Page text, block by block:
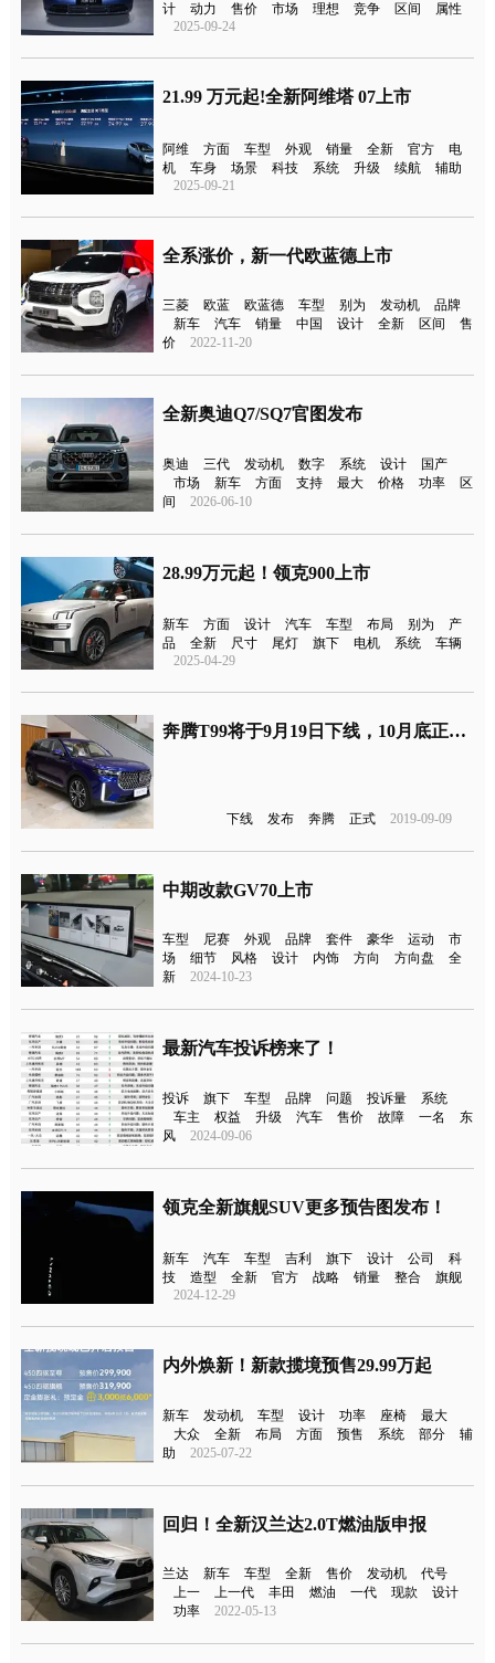
计
动力 售价 市场 理想 竞争 区间
属性
2025-09-24
21.99 万元起!全新阿维塔 07上市
阿维 方面 车型 外观 销量 全新 官方
电
机
车身 场景 科技 系统 升级 续航
辅助
2025-09-21
全系涨价，新一代欧蓝德上市
三菱 欧蓝 欧蓝德 车型 别为 发动机
品牌
新车
汽车 销量 中国 设计 全新 区间
售
价
2022-11-20
全新奥迪Q7/SQ7官图发布
奥迪 三代 发动机 数字 系统 设计
国产
市场
新车 方面 支持 最大 价格 功率
区
间
2026-06-10
28.99万元起！领克900上市
新车 方面 设计 汽车 车型 布局 别为
产
品
全新 尺寸 尾灯 旗下 电机 系统
车辆
2025-04-29
奔腾T99将于9月19日下线，10月底正式发布
下线 发布 奔腾 正式 2019-09-09
中期改款GV70上市
车型 尼赛 外观 品牌 套件 豪华 运动
市
场
细节 风格 设计 内饰 方向 方向盘
全
新
2024-10-23
最新汽车投诉榜来了！
投诉 旗下 车型 品牌 问题 投诉量
系统
车主
权益 升级 汽车 售价 故障 一名
东
风
2024-09-06
领克全新旗舰SUV更多预告图发布！
新车 汽车 车型 吉利 旗下 设计 公司
科
技
造型 全新 官方 战略 销量 整合
旗舰
2024-12-29
内外焕新！新款揽境预售29.99万起
新车 发动机 车型 设计 功率 座椅
最大
大众
全新 布局 方面 预售 系统 部分
辅
助
2025-07-22
回归！全新汉兰达2.0T燃油版申报
兰达 新车 车型 全新 售价 发动机
代号
上一
上一代 丰田 燃油 一代 现款
设计
功率
2022-05-13